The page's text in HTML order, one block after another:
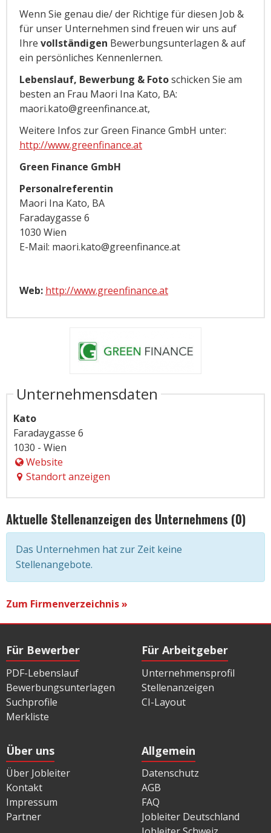
Wenn Sie genau die/ der Richtige für diesen Job &
für unser Unternehmen sind freuen wir uns auf
Ihre vollständigen Bewerbungsunterlagen & auf
ein persönliches Kennenlernen.
Lebenslauf, Bewerbung & Fotoschicken Sie am
besten an Frau Maori Ina Kato, BA:
maori.kato@greenfinance.at,
Weitere Infos zur Green Finance GmbH unter:
http://www.greenfinance.at
Green Finance GmbH
Personalreferentin
Maori Ina Kato, BA
Faradaygasse 6
1030 Wien
E-Mail: maori.kato@greenfinance.at
Web: http://www.greenfinance.at
Unternehmensdaten
Kato
Faradaygasse 6
1030 - Wien
Website
Standort anzeigen
Aktuelle Stellenanzeigen des Unternehmens (0)
Das Unternehmen hat zur Zeit keine
Stellenangebote.
Zum Firmenverzeichnis »
Für Bewerber
PDF-Lebenslauf
Bewerbungsunterlagen
Suchprofile
Merkliste
Für Arbeitgeber
Unternehmensprofil
Stellenanzeigen
CI-Layout
Über uns
Über Jobleiter
Kontakt
Impressum
Partner
Allgemein
Datenschutz
AGB
FAQ
Jobleiter Deutschland